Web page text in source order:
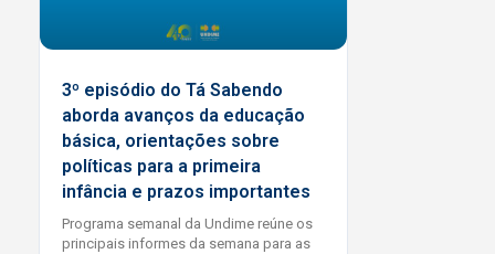
3º episódio do Tá Sabendo
aborda avanços da educação
básica, orientações sobre
políticas para a primeira
infância e prazos importantes
Programa semanal da Undime reúne os
principais informes da semana para as